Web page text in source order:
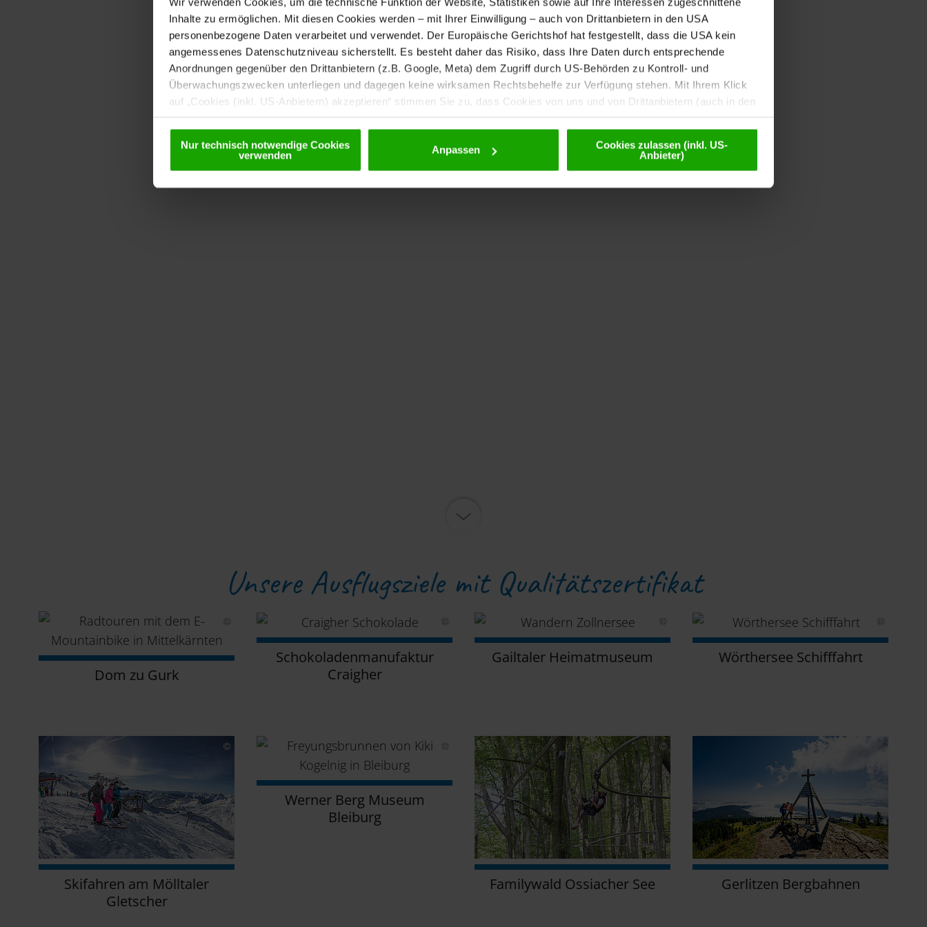
Inhalte zu ermöglichen. Mit diesen Cookies werden – mit Ihrer Einwilligung – auch von Drittanbietern in den USA
personenbezogene Daten verarbeitet und verwendet. Der Europäische Gerichtshof hat festgestellt, dass die USA kein
angemessenes Datenschutzniveau sicherstellt. Es besteht daher das Risiko, dass Ihre Daten durch entsprechende
Anordnungen gegenüber den Drittanbietern (z.B. Google, Meta) dem Zugriff durch US-Behörden zu Kontroll- und
Überwachungszwecken unterliegen und dagegen keine wirksamen Rechtsbehelfe zur Verfügung stehen. Mit Ihrem Klick
auf „Cookies (inkl. US-Anbietern) akzeptieren“ stimmen Sie zu, dass Cookies von uns und von Drittanbietern (auch in den
Nur technisch notwendige Cookies
verwenden
Anpassen
Cookies zulassen (inkl. US-
Anbieter)
Unsere Ausflugsziele mit Qualitätszertifikat
Dom zu Gurk
Schokoladenmanufaktur
Craigher
Gailtaler Heimatmuseum Wörthersee Schifffahrt
Skifahren am Mölltaler
Gletscher
Werner Berg Museum
Bleiburg
Familywald Ossiacher See Gerlitzen Bergbahnen